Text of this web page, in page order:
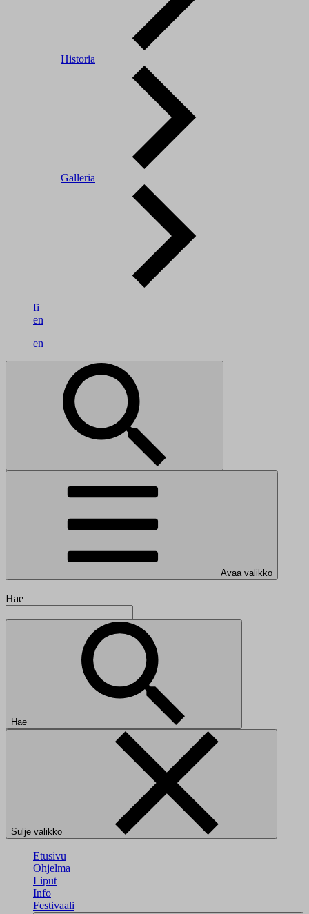
Historia
Galleria
fi
en
en
Avaa valikko
Hae
Hae
Sulje valikko
Etusivu
Ohjelma
Liput
Info
Festivaali